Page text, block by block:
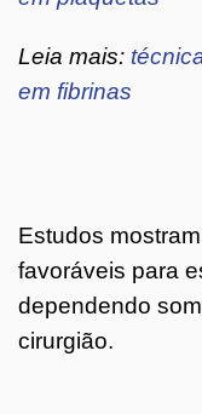
Leia mais:
em fibrinas
Estudos
favoráveis para
dependendo
cirurgião.